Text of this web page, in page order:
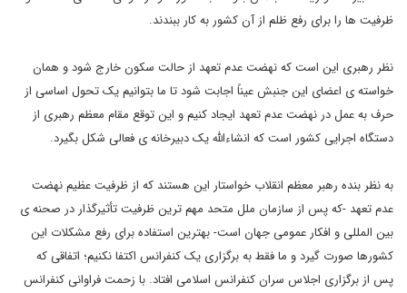
ظرفیت ها را برای رفع ظلم از آن کشور به کار ببندند.
نظر رهبری این است که نهضت عدم تعهد از حالت سکون خارج شود و همان
خواسته ی اعضای این جنبش عیناً اجابت شود تا ما بتوانیم یک تحول اساسی از
حرف به عمل در نهضت عدم تعهد ایجاد کنیم و این توقع مقام معظم رهبری از
دستگاه اجرایی کشور است که انشاءالله یک دبیرخانه ی فعالی شکل بگیرد.
به نظر بنده رهبر معظم انقلاب خواستار این هستند که از ظرفیت عظیم نهضت
عدم تعهد -که پس از سازمان ملل متحد مهم ترین ظرفیت تأثیرگذار در صحنه ی
بین المللی و افکار عمومی جهان است- بهترین استفاده برای رفع مشکلات این
کشورها صورت گیرد و ما فقط به برگزاری یک کنفرانس اکتفا نکنیم؛ اتفاقی که
پس از برگزاری اجلاس سران کنفرانس اسلامی افتاد. با زحمت فراوانی کنفرانس